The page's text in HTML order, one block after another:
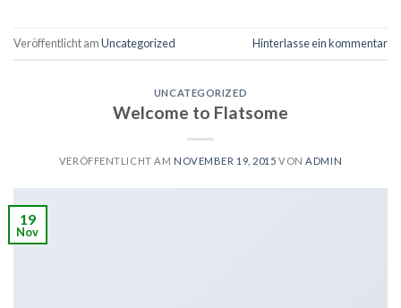
Veröffentlicht amUncategorized Hinterlasse ein kommentar
UNCATEGORIZED
Welcome to Flatsome
VERÖFFENTLICHT AM NOVEMBER 19, 2015 VONADMIN
19
Nov